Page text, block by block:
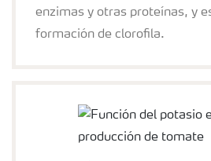
enzimas y otras proteínas, y
formación de clorofila.